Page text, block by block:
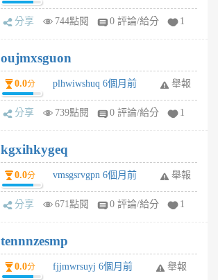
分享 744點閱 0 評論/給分 1
oujmxsguon
0.0分 plhwiwshuq 6個月前 舉報
分享 739點閱 0 評論/給分 1
kgxihkygeq
0.0分 vmsgsrvgpn 6個月前 舉報
分享 671點閱 0 評論/給分 1
tennnzesmp
0.0分 fjjmwrsuyj 6個月前 舉報